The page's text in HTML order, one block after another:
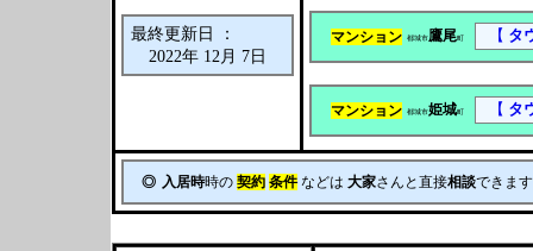
最終更新日 ：
2022年 12月 7日
マンション 都城市鷹尾町 【 タ
マンション 都城市姫城町 【 タ
◎ 入居時時の 契約 条件などは 大家さんと直接相談できま